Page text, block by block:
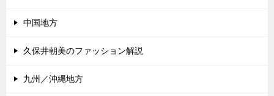
中国地方
久保井朝美のファッション解説
九州／沖縄地方